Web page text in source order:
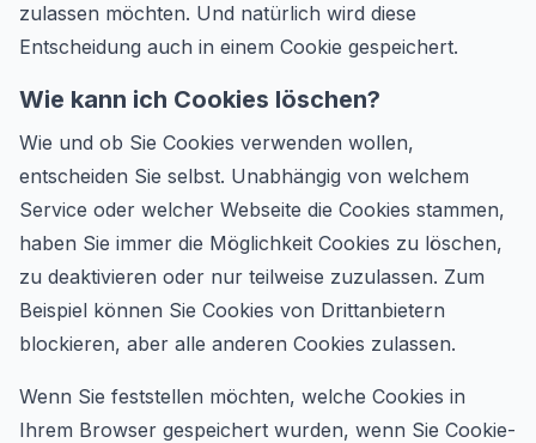
zulassen möchten. Und natürlich wird diese
Entscheidung auch in einem Cookie gespeichert.
Wie kann ich Cookies löschen?
Wie und ob Sie Cookies verwenden wollen,
entscheiden Sie selbst. Unabhängig von welchem
Service oder welcher Webseite die Cookies stammen,
haben Sie immer die Möglichkeit Cookies zu löschen,
zu deaktivieren oder nur teilweise zuzulassen. Zum
Beispiel können Sie Cookies von Drittanbietern
blockieren, aber alle anderen Cookies zulassen.
Wenn Sie feststellen möchten, welche Cookies in
Ihrem Browser gespeichert wurden, wenn Sie Cookie-